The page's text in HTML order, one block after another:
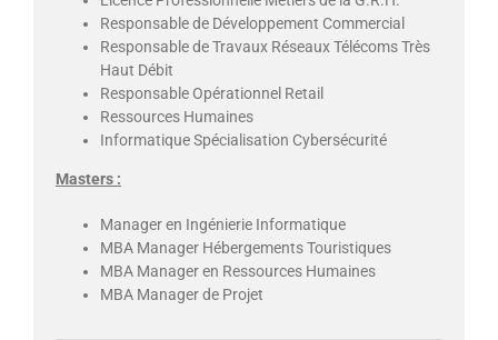
Responsable de Développement Commercial
Responsable de Travaux Réseaux Télécoms Très
Haut Débit
Responsable Opérationnel Retail
Ressources Humaines
Informatique Spécialisation Cybersécurité
Masters :
Manager en Ingénierie Informatique
MBA Manager Hébergements Touristiques
MBA Manager en Ressources Humaines
MBA Manager de Projet